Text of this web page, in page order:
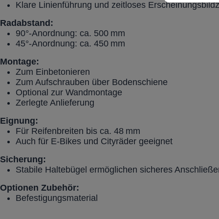
Klare Linienführung und zeitloses Erscheinungsbildz
Radabstand:
90°-Anordnung: ca. 500 mm
45°-Anordnung: ca. 450 mm
Montage:
Zum Einbetonieren
Zum Aufschrauben über Bodenschiene
Optional zur Wandmontage
Zerlegte Anlieferung
Eignung:
Für Reifenbreiten bis ca. 48 mm
Auch für E-Bikes und Cityräder geeignet
Sicherung:
Stabile Haltebügel ermöglichen sicheres
Optionen Zubehör:
Befestigungsmaterial